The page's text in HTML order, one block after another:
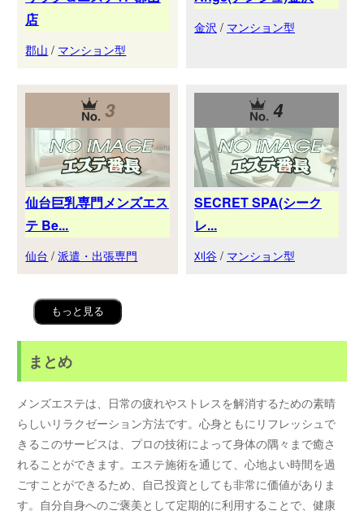
店
郡山 / マンション型
金沢 / マンション型
3
仙台巨乳専門メンズエス
テ Be...
仙台 /派遣・出張専門
4
SECRET SPA(シーク
レ...
刈谷 / マンション型
もっと見る
まとめ
メンズエステは、日常の疲れやストレスを解消するための素晴
らしいリラクゼーション方法です。心身ともにリフレッシュで
きるこのサービスは、プロの技術によって身体の隅々まで癒さ
れることができます。エステ施術を通じて、心地よい時間を過
ごすことができるため、自己投資としても非常に価値がありま
す。自分自身へのご褒美として定期的に利用することで、健康